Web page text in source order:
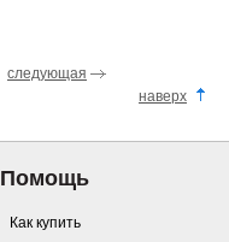
следующая
наверх
Помощь
Как купить